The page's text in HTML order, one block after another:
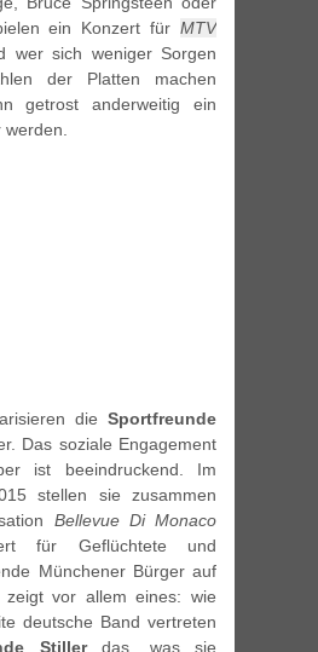
ein Konzert für MTV
wer sich weniger Sorgen
der Platten machen
getrost anderweitig ein
werden.
die Sportfreunde
Das soziale Engagement
ist beeindruckend. Im
stellen sie zusammen
Bellevue Di Monaco
für Geflüchtete und
Münchener Bürger auf
vor allem eines: wie
deutsche Band vertreten
Stillerdas, was sie